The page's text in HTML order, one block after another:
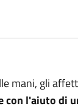
mani, gli
l'aiuto di